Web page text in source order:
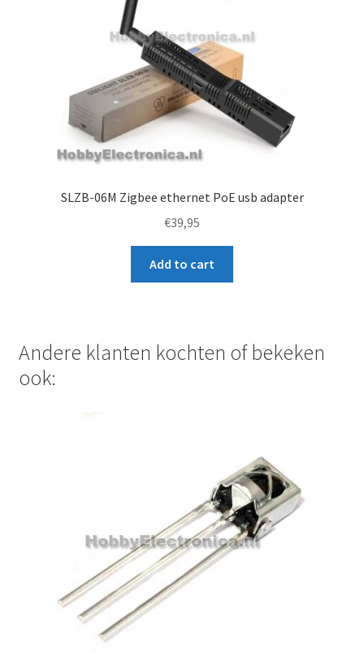
SLZB-06M Zigbee ethernet PoE usb adapter
€39,95
Add to cart
Andere klanten kochten of bekeken
ook: